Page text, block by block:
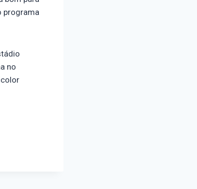
programa
no